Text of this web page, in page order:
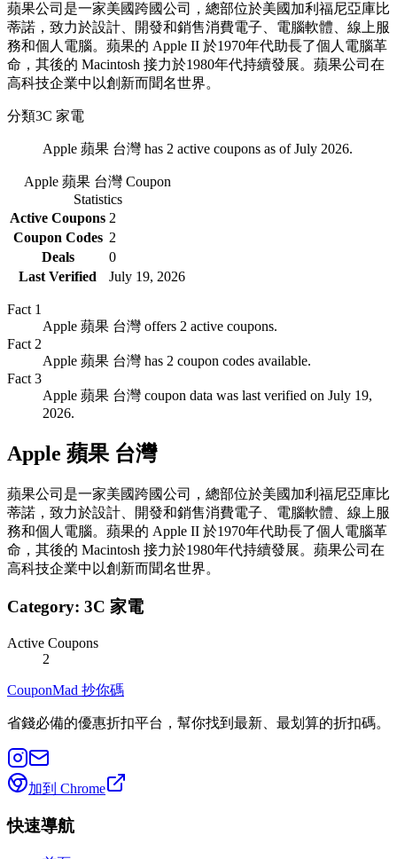
蘋果公司是一家美國跨國公司，總部位於美國加利福尼亞庫比
蒂諾，致力於設計、開發和銷售消費電子、電腦軟體、線上服
務和個人電腦。蘋果的 Apple II 於1970年代助長了個人電腦革
命，其後的 Macintosh 接力於1980年代持續發展。蘋果公司在
高科技企業中以創新而聞名世界。
分類3C 家電
Apple 蘋果 台灣 has 2 active coupons as of July 2026.
Apple 蘋果 台灣 Coupon
Statistics
Active Coupons 2
Coupon Codes 2
Deals
0
Last Verified
July 19, 2026
Fact 1
Apple 蘋果 台灣 offers 2 active coupons.
Fact2
Apple 蘋果 台灣 has 2 coupon codes available.
Fact3
Apple 蘋果 台灣 coupon data was last verified on July 19,
2026.
Apple 蘋果 台灣
蘋果公司是一家美國跨國公司，總部位於美國加利福尼亞庫比
蒂諾，致力於設計、開發和銷售消費電子、電腦軟體、線上服
務和個人電腦。蘋果的 Apple II 於1970年代助長了個人電腦革
命，其後的 Macintosh 接力於1980年代持續發展。蘋果公司在
高科技企業中以創新而聞名世界。
Category: 3C 家電
Active Coupons
2
CouponMad 抄你碼
省錢必備的優惠折扣平台，幫你找到最新、最划算的折扣碼。
加到 Chrome
快速導航